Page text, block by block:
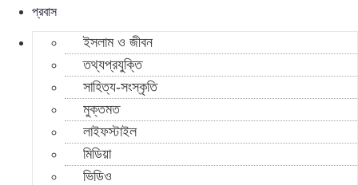
প্রবাস
ইসলাম ও জীবন
তথ্যপ্রযুক্তি
সাহিত্য-সংস্কৃতি
মুক্তমত
লাইফস্টাইল
মিডিয়া
ভিডিও